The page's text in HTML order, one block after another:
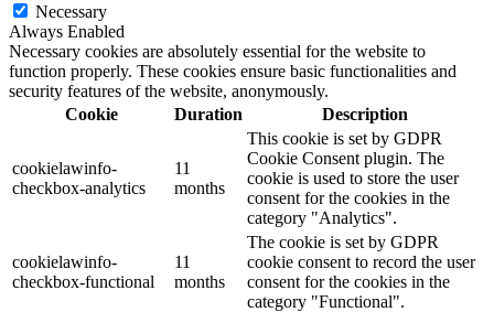
Necessary
Always Enabled
Necessary cookies are absolutely essential for the website to
function properly. These cookies ensure basic functionalities and
security features of the website, anonymously.
Cookie
Duration Description
cookielawinfo-
checkbox-analytics
11
months
This cookie is set by GDPR
Cookie Consent plugin. The
cookie is used to store the user
consent for the cookies in the
category "Analytics".
cookielawinfo-
checkbox-functional
11
months
The cookie is set by GDPR
cookie consent to record the user
consent for the cookies in the
category "Functional".